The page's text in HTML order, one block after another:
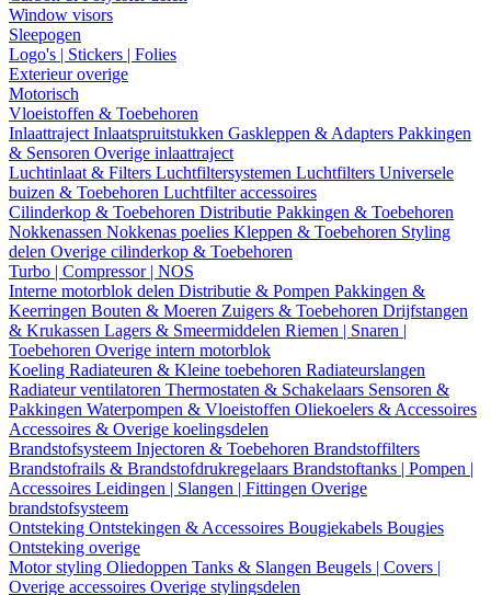
Window visors
Sleepogen
Logo's | Stickers | Folies
Exterieur overige
Motorisch
Vloeistoffen & Toebehoren
Inlaattraject Inlaatspruitstukken Gaskleppen & Adapters Pakkingen
& Sensoren Overige inlaattraject
Luchtinlaat & Filters Luchtfiltersystemen Luchtfilters Universele
buizen & Toebehoren Luchtfilter accessoires
Cilinderkop & Toebehoren Distributie Pakkingen & Toebehoren
Nokkenassen Nokkenas poelies Kleppen & Toebehoren Styling
delen Overige cilinderkop & Toebehoren
Turbo | Compressor | NOS
Interne motorblok delen Distributie & Pompen Pakkingen &
Keerringen Bouten & Moeren Zuigers & Toebehoren Drijfstangen
& Krukassen Lagers & Smeermiddelen Riemen | Snaren |
Toebehoren Overige intern motorblok
Koeling Radiateuren & Kleine toebehoren Radiateurslangen
Radiateur ventilatoren Thermostaten & Schakelaars Sensoren &
Pakkingen Waterpompen & Vloeistoffen Oliekoelers & Accessoires
Accessoires & Overige koelingsdelen
Brandstofsysteem Injectoren & Toebehoren Brandstoffilters
Brandstofrails & Brandstofdrukregelaars Brandstoftanks | Pompen |
Accessoires Leidingen | Slangen | Fittingen Overige
brandstofsysteem
Ontsteking Ontstekingen & Accessoires Bougiekabels Bougies
Ontsteking overige
Motor styling Oliedoppen Tanks & Slangen Beugels | Covers |
Overige accessoires Overige stylingsdelen